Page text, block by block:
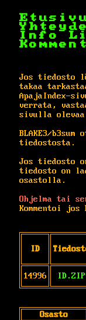
Info
Jos tiedosto
takaa
ApajaIndex-
verrata,
sivulla olevaa
BLAKE3/
tiedostosta.
Jos tiedosto
tiedosto on
osastolla.
Ohjelma tai
Kommentoi
ID
14996
ID.ZIP
Osasto